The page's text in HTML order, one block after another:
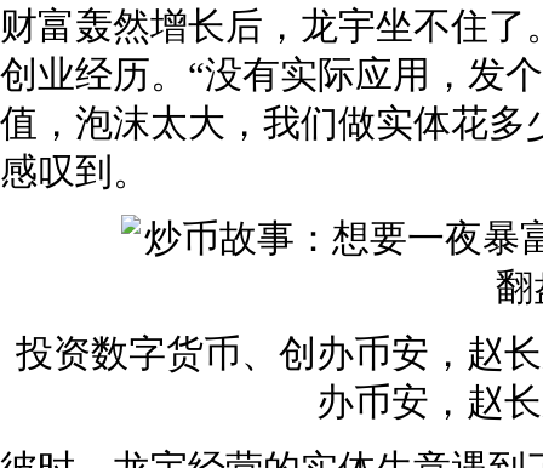
财富轰然增长后，龙宇坐不住
创业经历。“没有实际应用，发
值，泡沫太大，我们做实体花
感叹到。
投资数字货币、创办币安，赵
办币安，赵